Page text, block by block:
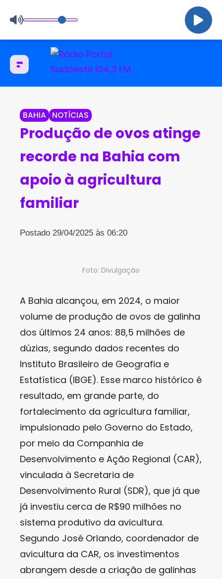
BAHIA NOTÍCIAS
Produção de ovos atinge
recorde na Bahia com
apoio à agricultura
familiar
Postado 29/04/2025 às 06:20
Foto: Divulgação
A Bahia alcançou, em 2024, o maior
volume de produção de ovos de galinha
dos últimos 24 anos: 88,5 milhões de
dúzias, segundo dados recentes do
Instituto Brasileiro de Geografia e
Estatística (IBGE). Esse marco histórico é
resultado, em grande parte, do
fortalecimento da agricultura familiar,
impulsionado pelo Governo do Estado,
por meio da Companhia de
Desenvolvimento e Ação Regional (CAR),
vinculada à Secretaria de
Desenvolvimento Rural (SDR), que já que
já investiu cerca de R$90 milhões no
sistema produtivo da avicultura.
Segundo José Orlando, coordenador de
avicultura da CAR, os investimentos
abrangem desde a criação de galinhas